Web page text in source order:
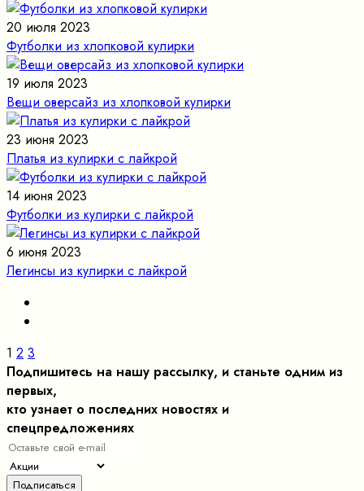
20 июля 2023
Футболки из хлопковой кулирки
19 июля 2023
Вещи оверсайз из хлопковой кулирки
23 июня 2023
Платья из кулирки с лайкрой
14 июня 2023
Футболки из кулирки с лайкрой
6 июня 2023
Легинсы из кулирки с лайкрой
1 2 3
Подпишитесь на нашу рассылку, и станьте одним из
первых,
кто узнает о последних новостях и
спецпредложениях